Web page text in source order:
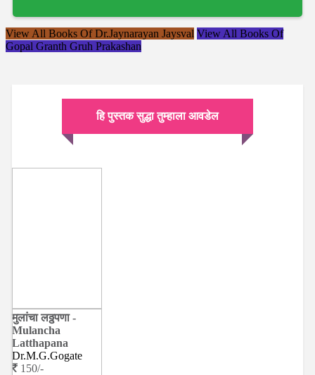
View All Books Of Dr.Jaynarayan Jaysval View All Books Of
Gopal Granth Gruh Prakashan
हि पुस्तक सुद्धा तुम्हाला आवडेल
मुलांचा लठ्ठपणा -
Mulancha
Latthapana
Dr.M.G.Gogate
150/-